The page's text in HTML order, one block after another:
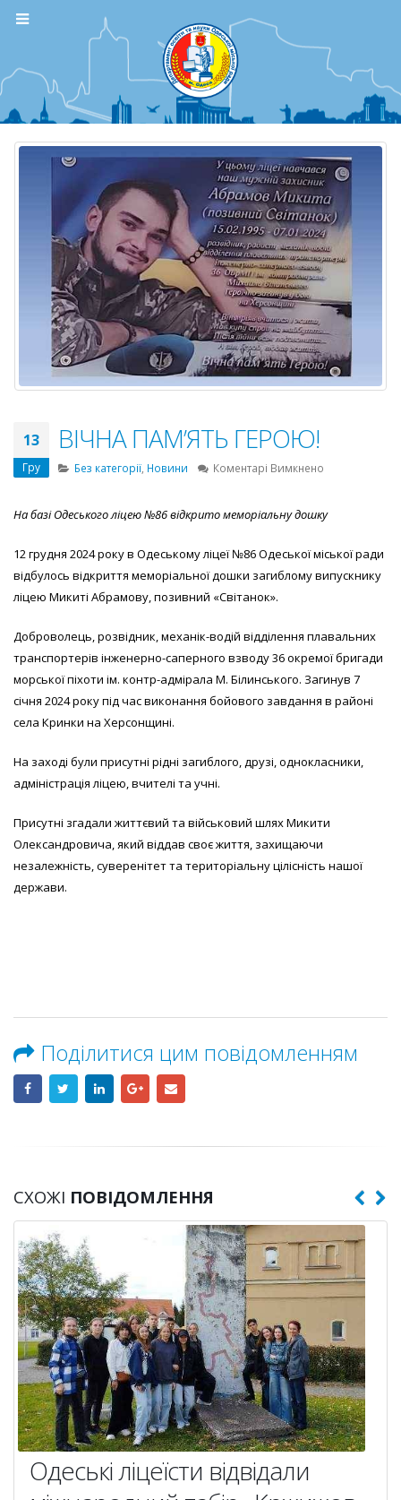
13
Гру
ВІЧНА ПАМ’ЯТЬ ГЕРОЮ!
Без категорії, Новини Коментарі Вимкнено
ГЕРОЮ!
На базі Одеського ліцею №86 відкрито меморіальну дошку
12 грудня 2024 року в Одеському ліцеї №86 Одеської міської ради
відбулось відкриття меморіальної дошки загиблому випускнику
ліцею Микиті Абрамову, позивний «Світанок».
Доброволець, розвідник, механік-водій відділення плавальних
транспортерів інженерно-саперного взводу 36 окремої бригади
морської піхоти ім. контр-адмірала М. Білинського. Загинув 7
січня 2024 року під час виконання бойового завдання в районі
села Кринки на Херсонщині.
На заході були присутні рідні загиблого, друзі, однокласники,
адміністрація ліцею, вчителі та учні.
Присутні згадали життєвий та військовий шлях Микити
Олександровича, який віддав своє життя, захищаючи
незалежність, суверенітет та територіальну цілісність нашої
держави.
Поділитися цим повідомленням
СХОЖІ ПОВІДОМЛЕННЯ
Одеські ліцеїсти відвідали